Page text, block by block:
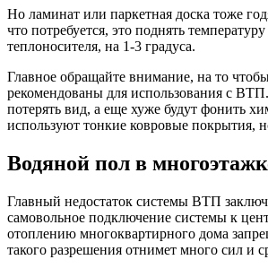
Но ламинат или паркетная доска тоже
что потребуется, это поднять
теплоносителя, на 1-3 градуса.
Главное обращайте внимание, на то
рекомендованы для использования с
потерять вид, а еще хуже будут фонить
используют тонкие ковровые покрытия,
Водяной пол в
Главный недостаток системы ВТП
самовольное подключение системы к
отоплению многоквартирного дома
такого разрешения отнимет много сил и